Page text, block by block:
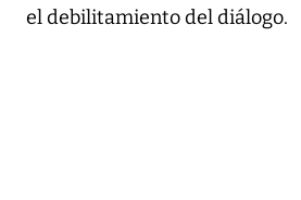
el debilitamiento del diálogo.